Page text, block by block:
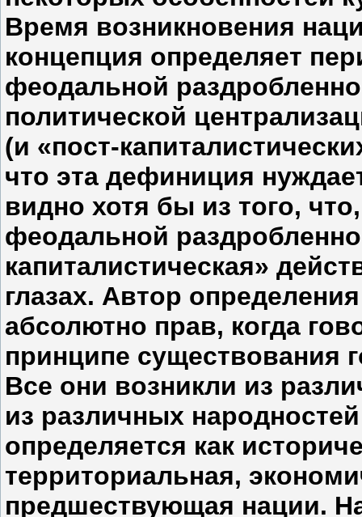
Время возникновения
концепция определяет
феодальной
политической
(и «пост-
что эта дефиниция
видно хотя бы из того,
феодальной
капиталистическая»
глазах. Автор
абсолютно прав, когда
принципе существования
Все они возникли из
из различных
определяется как
территориальная,
предшествующая нации.